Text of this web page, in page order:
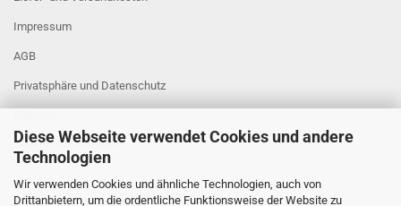
Diese Webseite verwendet Cookies und andere
Technologien
Wir verwenden Cookies und ähnliche Technologien, auch von
Drittanbietern, um die ordentliche Funktionsweise der Website zu
Impressum
AGB
Privatsphäre und Datenschutz
Cookie Einstellungen